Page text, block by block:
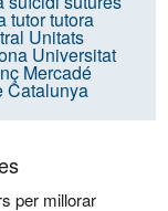
tutortutora
Unitats
Universitat
Mercadé
Catalunya
per millorar